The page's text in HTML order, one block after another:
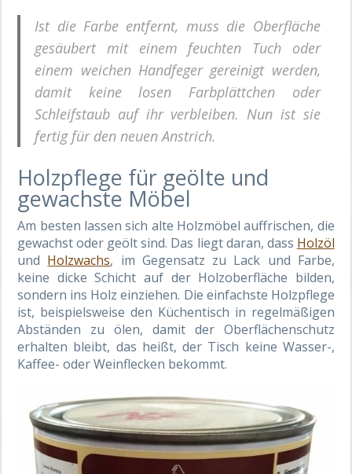
Ist die Farbe entfernt, muss die Oberfläche
gesäubert mit einem feuchten Tuch oder
einem weichen Handfeger gereinigt werden,
damit keine losen Farbplättchen oder
Schleifstaub auf ihr verbleiben. Nun ist sie
fertig für den neuen Anstrich.
Holzpflege für geölte und
gewachste Möbel
Am besten lassen sich alte Holzmöbel auffrischen, die
gewachst oder geölt sind. Das liegt daran, dass Holzöl
und Holzwachs, im Gegensatz zu Lack und Farbe,
keine dicke Schicht auf der Holzoberfläche bilden,
sondern ins Holz einziehen. Die einfachste Holzpflege
ist, beispielsweise den Küchentisch in regelmäßigen
Abständen zu ölen, damit der Oberflächenschutz
erhalten bleibt, das heißt, der Tisch keine Wasser-,
Kaffee- oder Weinflecken bekommt.